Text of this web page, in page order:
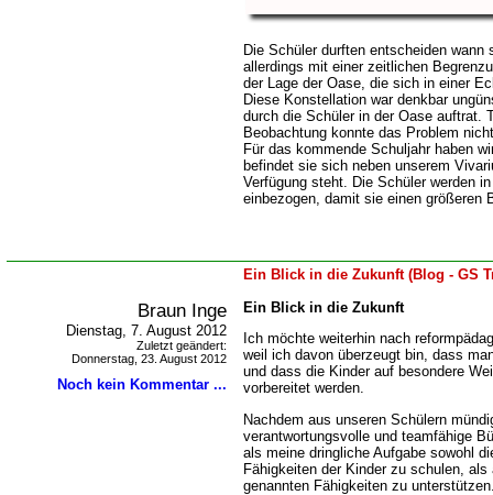
Die Schüler durften entscheiden
allerdings mit einer zeitlichen
der Lage der Oase, die sich in einer
Diese Konstellation war denkbar
durch die Schüler in der Oase auftrat.
Beobachtung konnte das Problem
Für das kommende Schuljahr haben
befindet sie sich neben unserem
Verfügung steht. Die Schüler werden
einbezogen, damit sie einen größeren
Ein Blick in die Zukunft (Blog - GS
Braun Inge
Dienstag, 7. August 2012
Zuletzt geändert:
Donnerstag, 23. August 2012
Noch kein Kommentar ...
Ein Blick in die Zukunft
Ich möchte weiterhin nach
weil ich davon überzeugt bin, dass
und dass die Kinder auf besondere
vorbereitet werden.
Nachdem aus unseren Schülern
verantwortungsvolle und teamfähige
als meine dringliche Aufgabe sowohl
Fähigkeiten der Kinder zu schulen,
genannten Fähigkeiten zu